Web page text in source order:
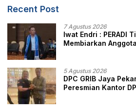
Recent Post
7 Agustus 2026
Iwat Endri : PERADI
Membiarkan
5 Agustus 2026
DPC GRIB Jaya
Peresmian Kantor